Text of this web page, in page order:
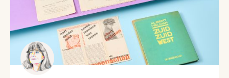
Nina Polak
Philip Huff
Raoul de Jong